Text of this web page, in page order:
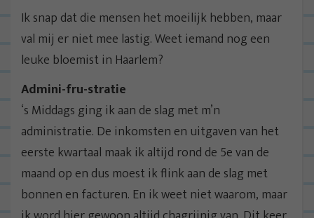
Ik snap dat die mensen het moeilijk hebben, maar
val mij er niet mee lastig. Weet iemand nog een
leuke bloemist in Haarlem?
Admini-fru-stratie
‘s Middags ging ik aan de slag met m’n
administratie. De inkomsten en uitgaven van het
eerste kwartaal maak ik altijd rond de 5e van de
maand op en dus moest ik flink aan de slag met
bonnen en facturen. En ik weet niet waarom, maar